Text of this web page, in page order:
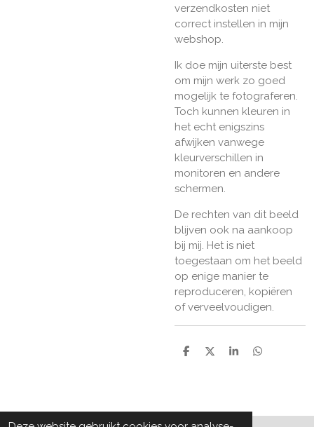
verzendkosten niet
correct instellen in mijn
webshop.
Ik doe mijn uiterste best
om mijn werk zo goed
mogelijk te fotograferen.
Toch kunnen kleuren in
het echt enigszins
afwijken vanwege
kleurverschillen in
monitoren en andere
schermen.
De rechten van dit beeld
blijven ook na aankoop
bij mij. Het is niet
toegestaan om het beeld
op enige manier te
reproduceren, kopiëren
of verveelvoudigen.
D
D
S
D